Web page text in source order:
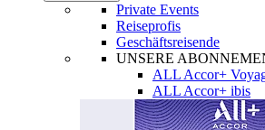
Private Events
Reiseprofis
Geschäftsreisende
UNSERE
ALL Accor+
ALL Accor+ ibis